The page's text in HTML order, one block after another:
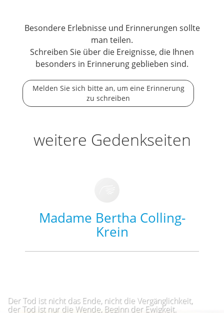
Besondere Erlebnisse und Erinnerungen sollte
man teilen.
Schreiben Sie über die Ereignisse, die Ihnen
besonders in Erinnerung geblieben sind.
Melden Sie sich bitte an, um eine Erinnerung
zu schreiben
weitere Gedenkseiten
Madame Bertha Colling-
Krein
Der Tod ist nicht das Ende, nicht die Vergänglichkeit,
der Tod ist nur die Wende, Beginn der Ewigkeit.